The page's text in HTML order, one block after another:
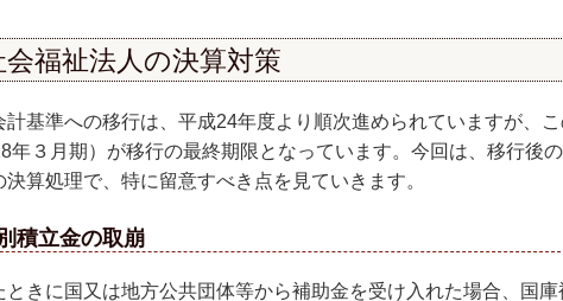
福祉法人の決算対策
計基準への移行は、平成24年度より順次進められていますが、
年３月期）が移行の最終期限となっています。今回は、移行後
算処理で、特に留意すべき点を見ていきます。
積立金の取崩
ときに国又は地方公共団体等から補助金を受け入れた場合、国庫